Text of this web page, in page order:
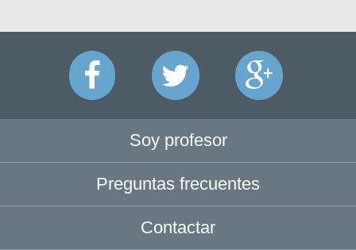
Soy profesor
Preguntas frecuentes
Contactar